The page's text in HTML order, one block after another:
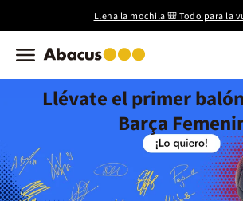
Llena la mochila 🎒 Todo para la
Llévate el primer
Barça